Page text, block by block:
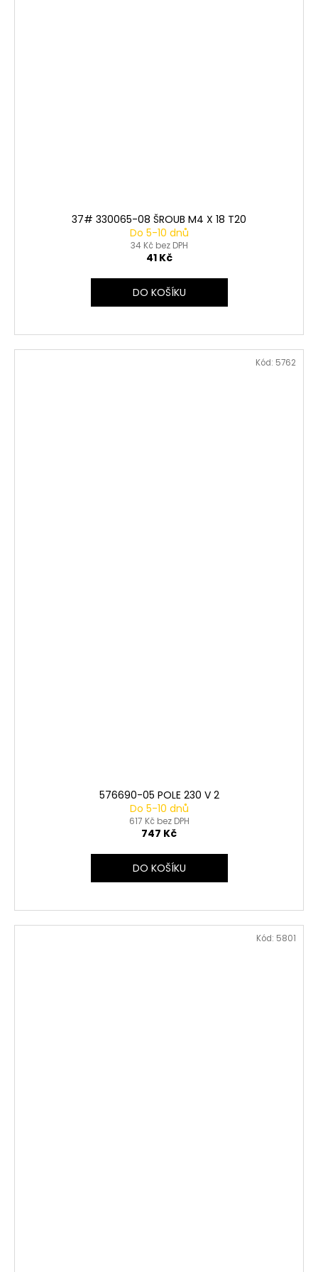
37# 330065-08 ŠROUB M4 X 18 T20
Do 5-10 dnů
34 Kč bez DPH
41 Kč
DO KOŠÍKU
576690-05 POLE 230 V 2
Do 5-10 dnů
617 Kč bez DPH
747 Kč
DO KOŠÍKU
Kód: 5762
Kód: 5801